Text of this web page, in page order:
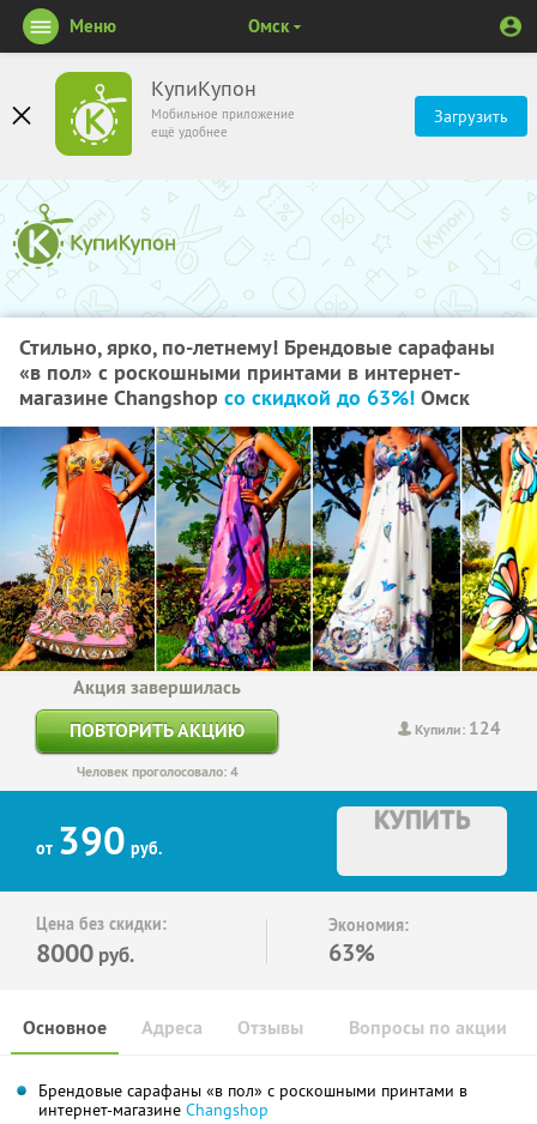
КупиКупон
Мобильное приложение
ещё удобнее
Загрузить
Меню Омск
Стильно, ярко, по-летнему! Брендовые сарафаны
«в пол» с роскошными принтами в интернет-
магазине Changshop со скидкой до 63%! Омск
Купили: 124
Акция завершилась
ПОВТОРИТЬ АКЦИЮ
Человек проголосовало: 4
от 390 руб.
КУПИТЬ
Цена без скидки:
8000 руб.
Экономия:
63%
Основное Отзывы Вопросы по акции
Адреса
Брендовые сарафаны «в пол» с роскошными принтами в
интернет-магазине Changshop